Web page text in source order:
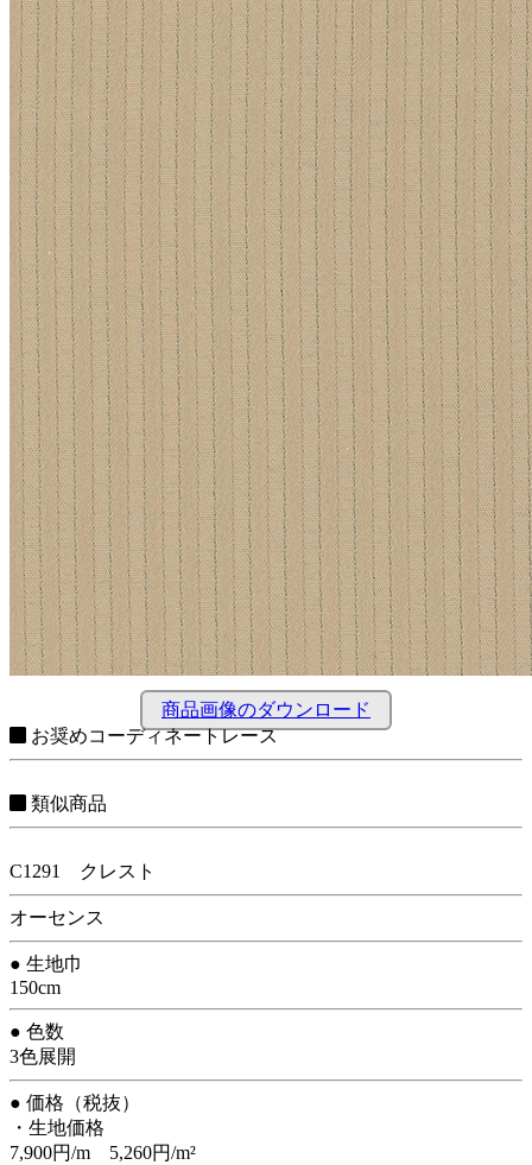
商品画像のダウンロード
お奨めコーディネートレース
類似商品
C1291 クレスト
オーセンス
● 生地巾
150cm
● 色数
3色展開
● 価格（税抜）
・生地価格
7,900円/m 5,260円/m²